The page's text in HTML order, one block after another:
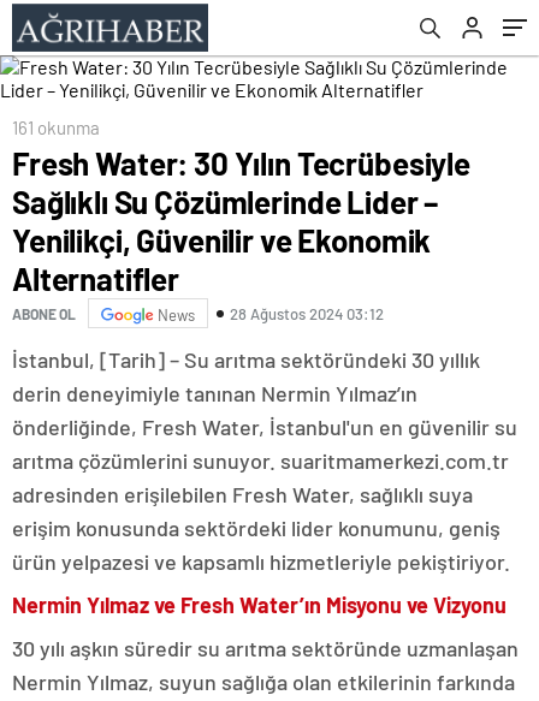
ve Ekonomik Alternatifler
161 okunma
Fresh Water: 30 Yılın Tecrübesiyle
Sağlıklı Su Çözümlerinde Lider –
Yenilikçi, Güvenilir ve Ekonomik
Alternatifler
ABONE OL News 28 Ağustos 2024 03:12
İstanbul, [Tarih] – Su arıtma sektöründeki 30 yıllık
derin deneyimiyle tanınan Nermin Yılmaz’ın
önderliğinde, Fresh Water, İstanbul'un en güvenilir su
arıtma çözümlerini sunuyor. suaritmamerkezi.com.tr
adresinden erişilebilen Fresh Water, sağlıklı suya
erişim konusunda sektördeki lider konumunu, geniş
ürün yelpazesi ve kapsamlı hizmetleriyle pekiştiriyor.
Nermin Yılmaz ve Fresh Water’ın Misyonu ve Vizyonu
30 yılı aşkın süredir su arıtma sektöründe uzmanlaşan
Nermin Yılmaz, suyun sağlığa olan etkilerinin farkında